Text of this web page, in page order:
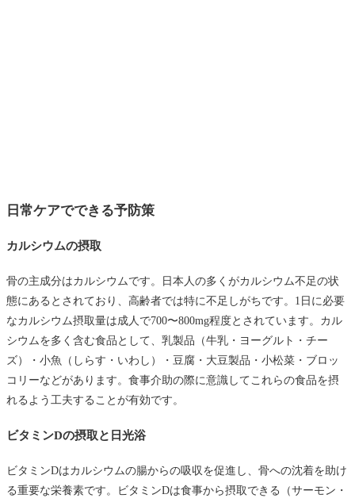
日常ケアでできる予防策
カルシウムの摂取
骨の主成分はカルシウムです。日本人の多くがカルシウム不足の状
態にあるとされており、高齢者では特に不足しがちです。1日に必要
なカルシウム摂取量は成人で700〜800mg程度とされています。カル
シウムを多く含む食品として、乳製品（牛乳・ヨーグルト・チー
ズ）・小魚（しらす・いわし）・豆腐・大豆製品・小松菜・ブロッ
コリーなどがあります。食事介助の際に意識してこれらの食品を摂
れるよう工夫することが有効です。
ビタミンDの摂取と日光浴
ビタミンDはカルシウムの腸からの吸収を促進し、骨への沈着を助け
る重要な栄養素です。ビタミンDは食事から摂取できる（サーモン・